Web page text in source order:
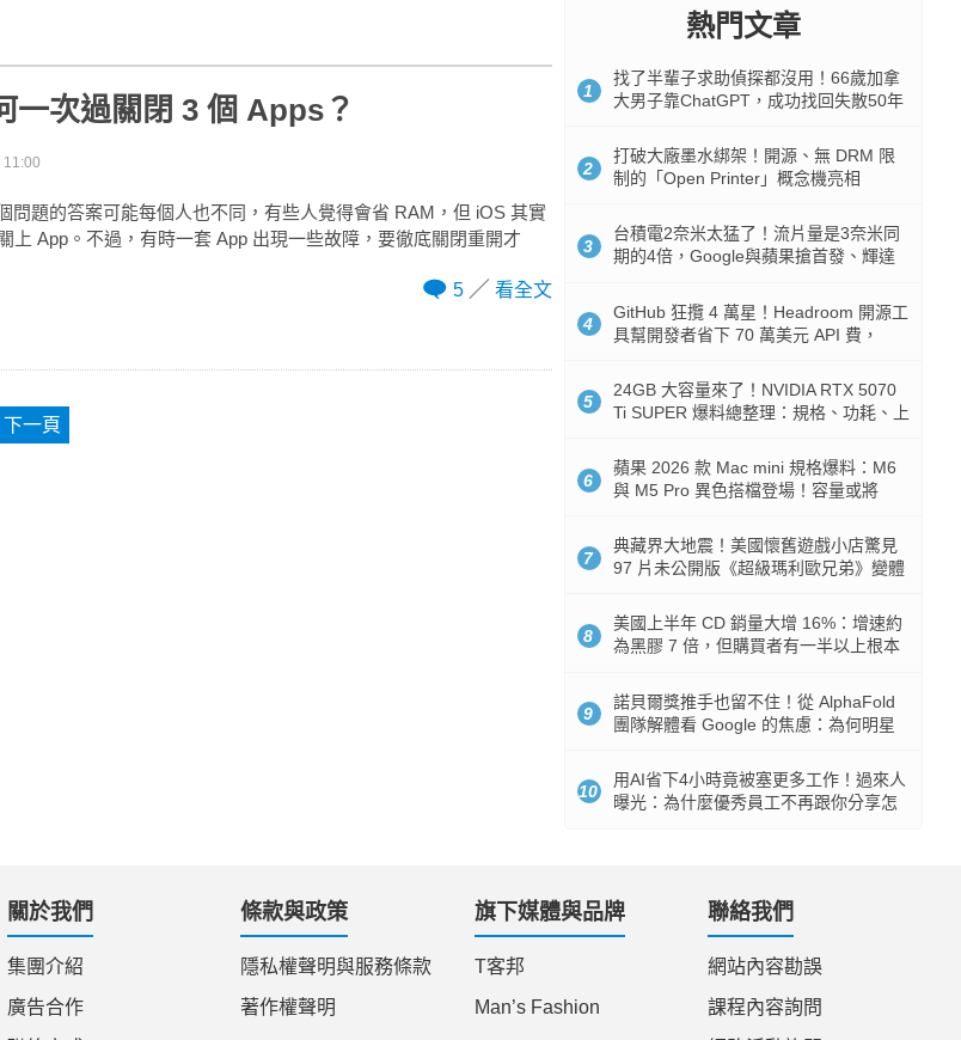
一次過關閉 3 個 Apps？
問題的答案可能每個人也不同，有些人覺得會省 RAM，但 iOS 其實
上 App。不過，有時一套 App 出現一些故障，要徹底關閉重開才
5
看全文
下一頁
熱門文章
1
找了半輩子求助偵探都沒用！66歲加拿
大男子靠ChatGPT，成功找回失散50年
2
打破大廠墨水綁架！開源、無 DRM 限
制的「Open Printer」概念機亮相
3
台積電2奈米太猛了！流片量是3奈米同
期的4倍，Google與蘋果搶首發、輝達
4
GitHub 狂攬 4 萬星！Headroom 開源工
具幫開發者省下 70 萬美元 API 費，
5
24GB 大容量來了！NVIDIA RTX 5070
Ti SUPER 爆料總整理：規格、功耗、上
6
蘋果 2026 款 Mac mini 規格爆料：M6
與 M5 Pro 異色搭檔登場！容量或將
7
典藏界大地震！美國懷舊遊戲小店驚見
97 片未公開版《超級瑪利歐兄弟》變體
8
美國上半年 CD 銷量大增 16%：增速約
為黑膠 7 倍，但購買者有一半以上根本
9
諾貝爾獎推手也留不住！從 AlphaFold
團隊解體看 Google 的焦慮：為何明星
10
用AI省下4小時竟被塞更多工作！過來人
曝光：為什麼優秀員工不再跟你分享怎
關於我們
集團介紹
廣告合作
條款與政策
隱私權聲明與服務條款
著作權聲明
旗下媒體與品牌
T客邦
Man’s Fashion
聯絡我們
網站內容勘誤
課程內容詢問